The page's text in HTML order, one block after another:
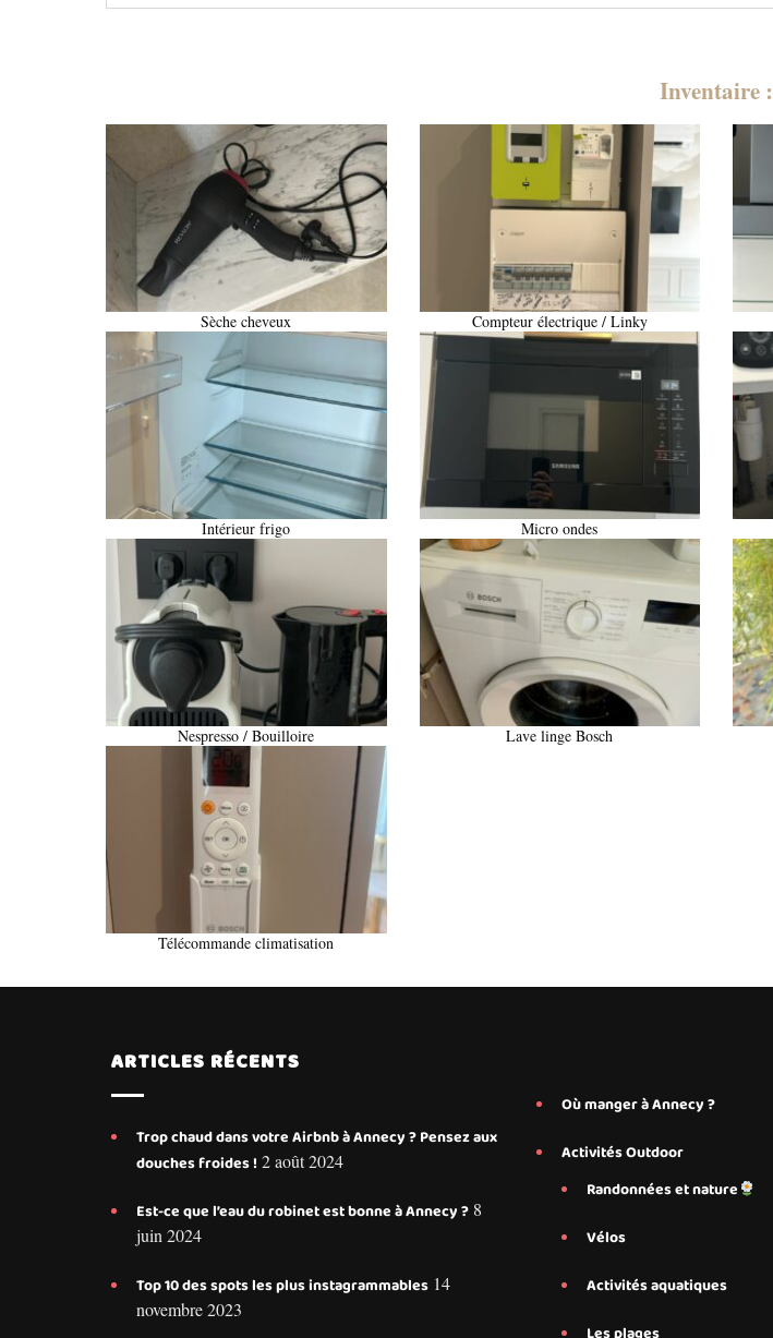
Inventaire :
Sèche cheveux Compteur électrique / Linky
Intérieur frigo Micro ondes
Nespresso / Bouilloire Lave linge Bosch
Télécommande climatisation
ARTICLES RÉCENTS
Trop chaud dans votre Airbnb à Annecy ? Pensez aux
douches froides ! 2 août 2024
Est-ce que l’eau du robinet est bonne à Annecy ? 8
juin 2024
Top 10 des spots les plus instagrammables 14
novembre 2023
Où manger à Annecy ?
Activités Outdoor
Randonnées et nature
Vélos
Activités aquatiques